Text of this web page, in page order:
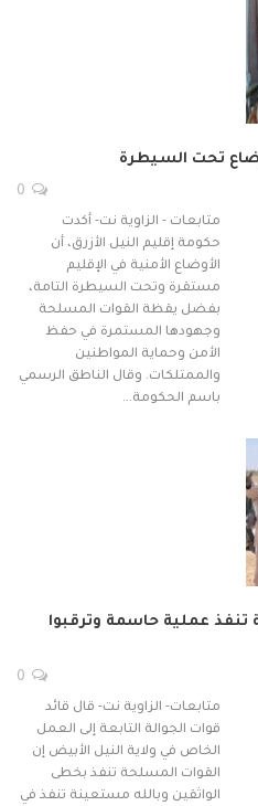
تحت السيطرة
متابعات - الزاوية نت- أكدت
حكومة إقليم النيل الأزرق، أن
الأوضاع الأمنية في الإقليم
مستقرة وتحت السيطرة التامة،
بفضل يقظة القوات المسلحة
وجهودها المستمرة في حفظ
الأمن وحماية المواطنين
والممتلكات. وقال الناطق الرسمي
باسم الحكومة…
عملية حاسمة وترقبوا
متابعات- الزاوية نت- قال قائد
قوات الجوالة التابعة إلى العمل
الخاص في ولاية النيل الأبيض إن
القوات المسلحة تنفذ بخطى
الواثقين وبالله مستعينة تنفذ في